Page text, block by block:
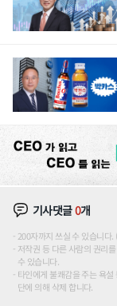
기사댓글0개
200자까지 쓰실 수 있습니
저작권 등 다른 사람의 권리
수 있습니다.
타인에게 불쾌감을 주는 욕
단에 의해 삭제 합니다.